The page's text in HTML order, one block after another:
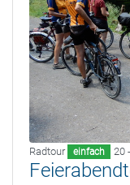
Radtour einfach 20